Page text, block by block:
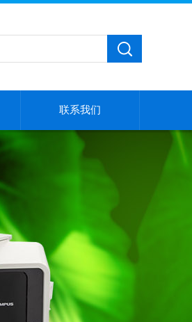
联系我们